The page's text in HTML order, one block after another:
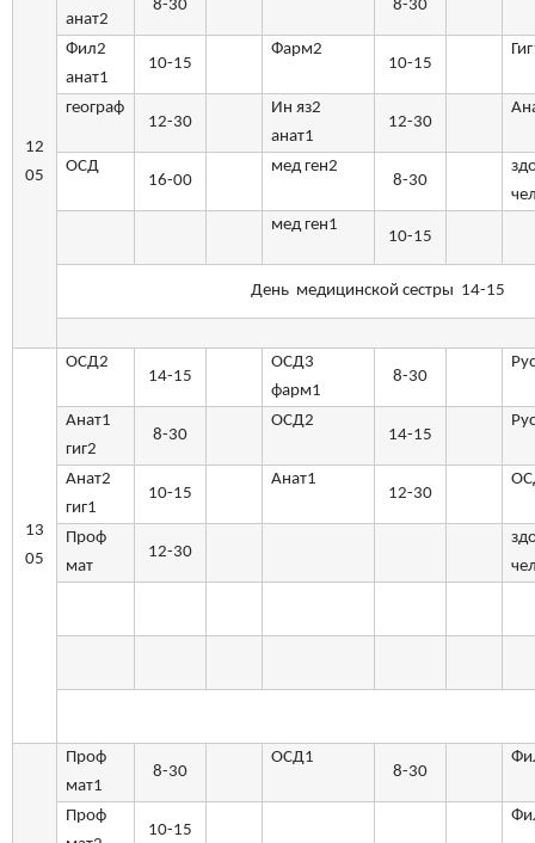
12
05
анат2
8-30
8-30
Фил2
анат1
10-15
Фарм2
10-15
географ
12-30
Ин яз2
анат1
12-30
ОСД
16-00
мед ген2
8-30
мед ген1
10-15
День медицинской сестры 14-15
13
05
ОСД2
14-15
ОСД3
фарм1
8-30
Анат1
гиг2
8-30
ОСД2
14-15
Анат2
гиг1
10-15
Анат1
12-30
Проф
мат
12-30
Проф
мат1
8-30
ОСД1
8-30
Проф
10-15